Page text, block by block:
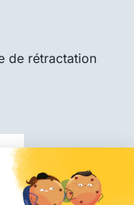
de rétractation